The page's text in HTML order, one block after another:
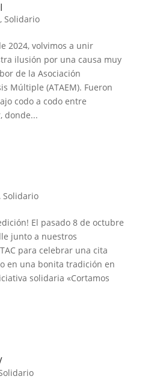
, Solidario
2024, volvimos a unir
ilusión por una causa muy
de la Asociación
Múltiple (ATAEM). Fueron
codo a codo entre
donde...
Solidario
El pasado 8 de octubre
junto a nuestros
para celebrar una cita
en una bonita tradición en
solidaria «Cortamos